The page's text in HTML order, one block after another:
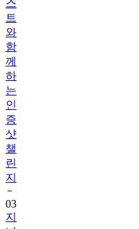
와
함
께
하
는
인
증
샷
챌
린
지
03
지
니
어